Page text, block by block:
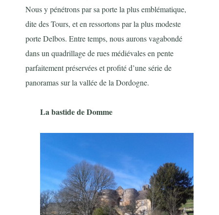
Nous y pénétrons par sa porte la plus emblématique,
dite des Tours, et en ressortons par la plus modeste
porte Delbos. Entre temps, nous aurons vagabondé
dans un quadrillage de rues médiévales en pente
parfaitement préservées et profité d’une série de
panoramas sur la vallée de la Dordogne.
La bastide de Domme